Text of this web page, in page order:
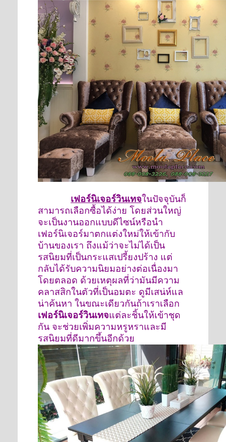
เฟอร์นิเจอร์วินเทจในปัจจุบันก็
สามารถเลือกซื้อได้ง่าย โดยส่วนใหญ่
จะเป็นงานออกแบบดีไซน์หรือนำ
เฟอร์นิเจอร์มาตกแต่งใหม่ให้เข้ากับ
บ้านของเรา ถึงแม้ว่าจะไม่ได้เป็น
รสนิยมที่เป็นกระแสเปรี้ยงปร้าง แต่
กลับได้รับความนิยมอย่างต่อเนื่องมา
โดยตลอด ด้วยเหตุผลที่ว่ามันมีความ
คลาสสิกในตัวที่เป็นอมตะ ดูมีเสน่ห์แล
น่าค้นหา ในขณะเดียวกันถ้าเราเลือก
เฟอร์นิเจอร์วินเทจแต่ละชิ้นให้เข้าชุด
กัน จะช่วยเพิ่มความหรูหราและมี
รสนิยมที่ดีมากขึ้นอีกด้วย